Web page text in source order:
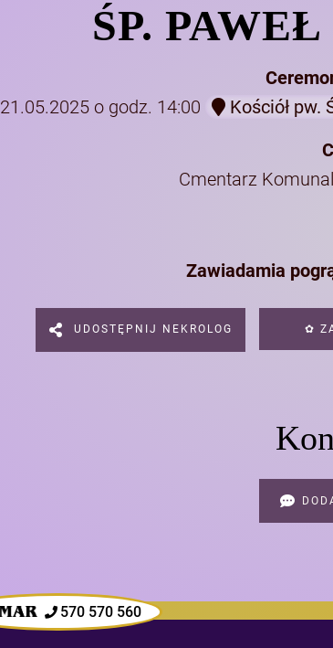
ŚP.
21.05.2025 o godz. 14:00
Kościół pw.
Cmentarz
Zawiadamia
UDOSTĘPNIJ NEKROLOG ✿
570 570 560